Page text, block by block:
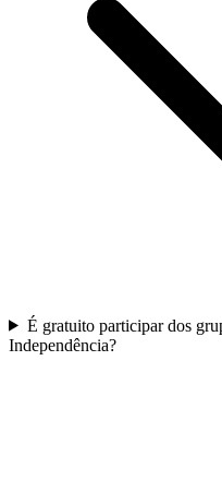
É gratuito participar dos
Independência?